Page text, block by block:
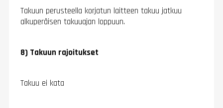
Takuun perusteella korjatun laitteen takuu jatkuu
alkuperäisen takuuajan loppuun.
8) Takuun rajoitukset
Takuu ei kata